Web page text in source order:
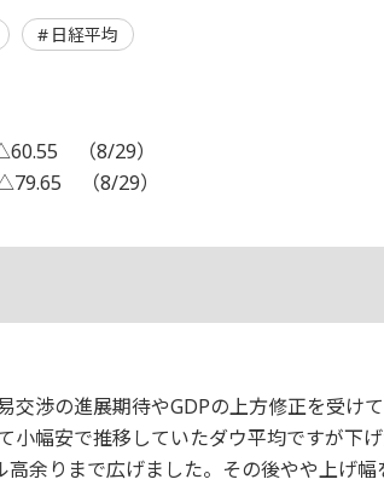
日経平均
（8/29）
（8/29）
交渉の進展期待やGDPの上方修正を受け
小幅安で推移していたダウ平均ですが下
高余りまで広げました。その後やや上げ